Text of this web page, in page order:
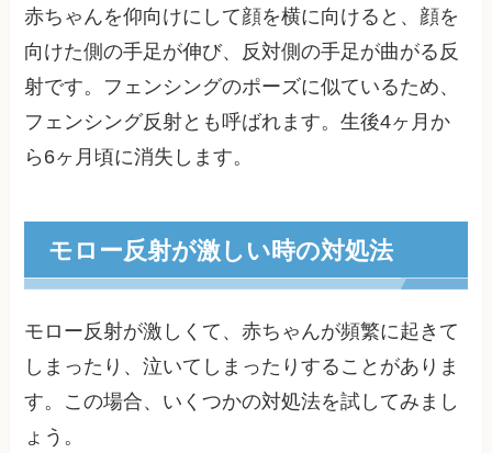
赤ちゃんを仰向けにして顔を横に向けると、顔を
向けた側の手足が伸び、反対側の手足が曲がる反
射です。フェンシングのポーズに似ているため、
フェンシング反射とも呼ばれます。生後4ヶ月か
ら6ヶ月頃に消失します。
モロー反射が激しい時の対処法
モロー反射が激しくて、赤ちゃんが頻繁に起きて
しまったり、泣いてしまったりすることがありま
す。この場合、いくつかの対処法を試してみまし
ょう。